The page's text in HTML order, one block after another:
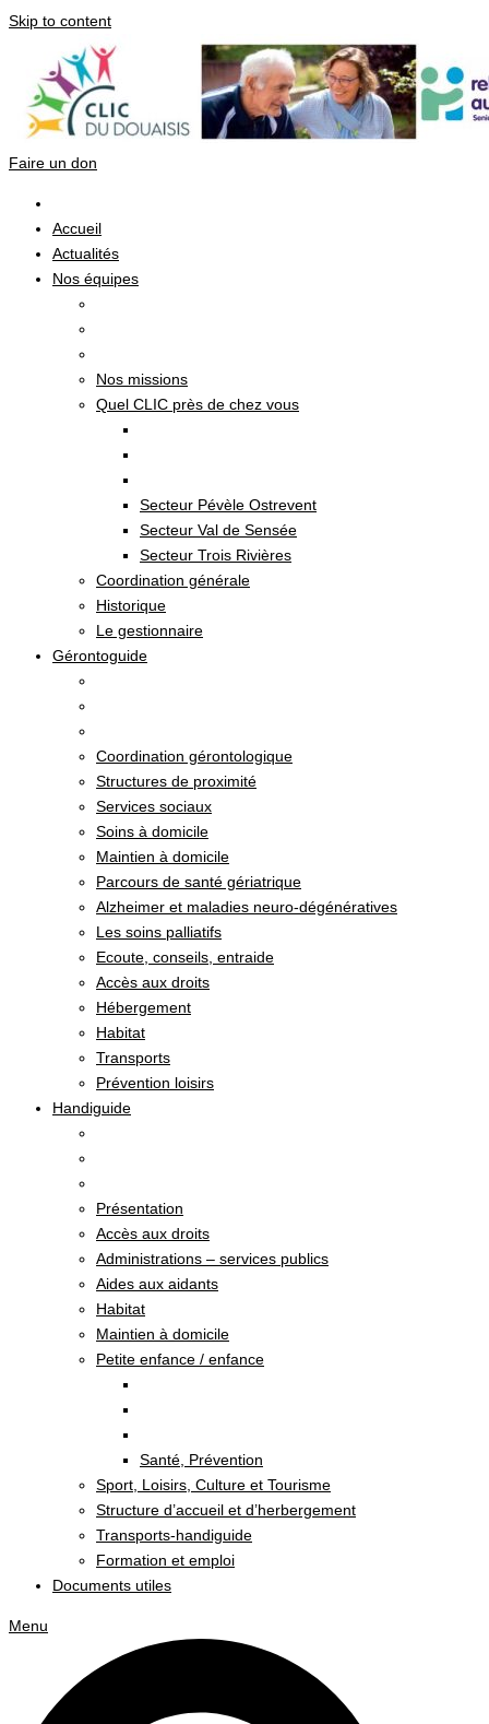
Skip to content
Faire un don
Accueil
Actualités
Nos équipes
Nos missions
Quel CLIC près de chez vous
Secteur Pévèle Ostrevent
Secteur Val de Sensée
Secteur Trois Rivières
Coordination générale
Historique
Le gestionnaire
Gérontoguide
Coordination gérontologique
Structures de proximité
Services sociaux
Soins à domicile
Maintien à domicile
Parcours de santé gériatrique
Alzheimer et maladies neuro-dégénératives
Les soins palliatifs
Ecoute, conseils, entraide
Accès aux droits
Hébergement
Habitat
Transports
Prévention loisirs
Handiguide
Présentation
Accès aux droits
Administrations – services publics
Aides aux aidants
Habitat
Maintien à domicile
Petite enfance / enfance
Santé, Prévention
Sport, Loisirs, Culture et Tourisme
Structure d’accueil et d’herbergement
Transports-handiguide
Formation et emploi
Documents utiles
Menu